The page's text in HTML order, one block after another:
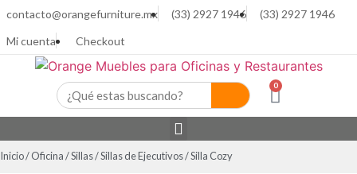
contacto@orangefurniture.mx (33) 2927 1946
(33) 2927 1946
Mi cuenta
Checkout
0
Inicio/Oficina/Sillas/Sillas de Ejecutivos/ Silla Cozy